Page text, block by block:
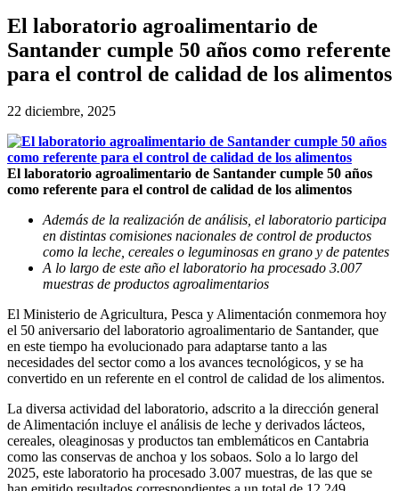
El laboratorio agroalimentario de
Santander cumple 50 años como referente
para el control de calidad de los alimentos
22 diciembre, 2025
El laboratorio agroalimentario de Santander cumple 50 años
como referente para el control de calidad de los alimentos
Además de la realización de análisis, el laboratorio participa
en distintas comisiones nacionales de control de productos
como la leche, cereales o leguminosas en grano y de patentes
A lo largo de este año el laboratorio ha procesado 3.007
muestras de productos agroalimentarios
El Ministerio de Agricultura, Pesca y Alimentación conmemora hoy
el 50 aniversario del laboratorio agroalimentario de Santander, que
en este tiempo ha evolucionado para adaptarse tanto a las
necesidades del sector como a los avances tecnológicos, y se ha
convertido en un referente en el control de calidad de los alimentos.
La diversa actividad del laboratorio, adscrito a la dirección general
de Alimentación incluye el análisis de leche y derivados lácteos,
cereales, oleaginosas y productos tan emblemáticos en Cantabria
como las conservas de anchoa y los sobaos. Solo a lo largo del
2025, este laboratorio ha procesado 3.007 muestras, de las que se